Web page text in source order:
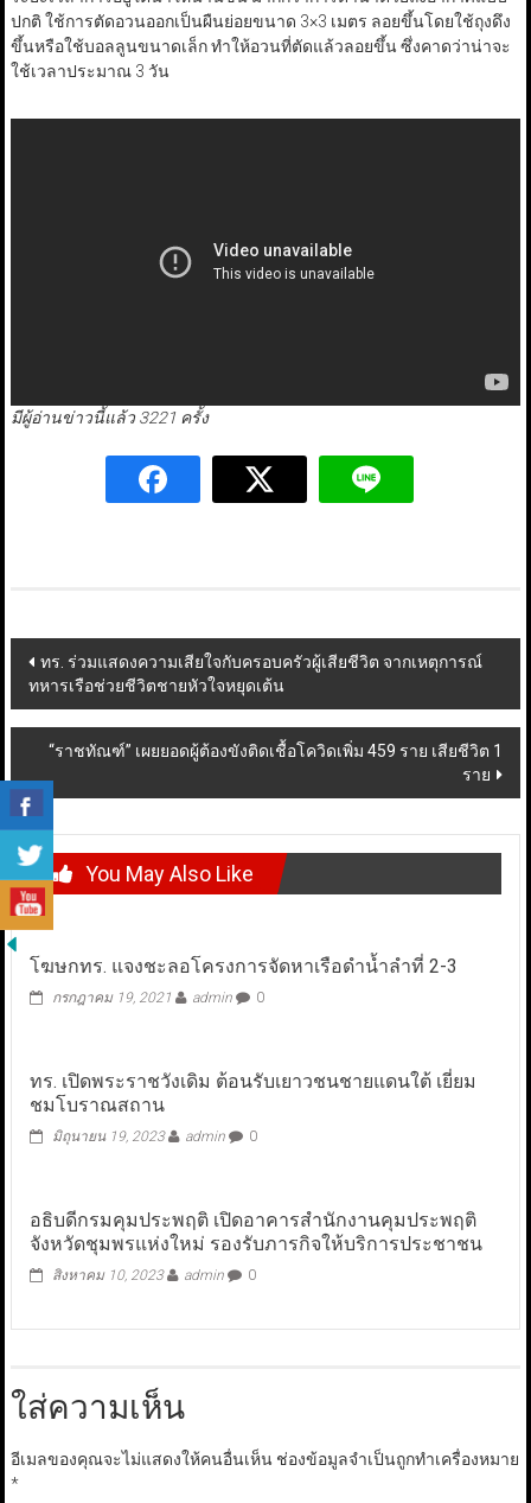
ปกติ ใช้การตัดอวนออกเป็นผืนย่อยขนาด 3×3 เมตร ลอยขึ้นโดยใช้ถุงดึง
ขึ้นหรือใช้บอลลูนขนาดเล็ก ทำให้อวนที่ตัดแล้วลอยขึ้น ซึ่งคาดว่าน่าจะ
ใช้เวลาประมาณ 3 วัน
มีผู้อ่านข่าวนี้แล้ว 3221 ครั้ง
Post
navigation
ทร. ร่วมแสดงความเสียใจกับครอบครัวผู้เสียชีวิต จากเหตุการณ์
ทหารเรือช่วยชีวิตชายหัวใจหยุดเต้น
“ราชทัณฑ์” เผยยอดผู้ต้องขังติดเชื้อโควิดเพิ่ม 459 ราย เสียชีวิต 1
ราย
You May Also Like
โฆษกทร. แจงชะลอโครงการจัดหาเรือดำน้ำลำที่ 2-3
กรกฎาคม 19, 2021 admin 0
ทร. เปิดพระราชวังเดิม ต้อนรับเยาวชนชายแดนใต้ เยี่ยม
ชมโบราณสถาน
มิถุนายน 19, 2023 admin 0
อธิบดีกรมคุมประพฤติ เปิดอาคารสำนักงานคุมประพฤติ
จังหวัดชุมพรแห่งใหม่ รองรับภารกิจให้บริการประชาชน
สิงหาคม 10, 2023 admin 0
ใส่ความเห็น
อีเมลของคุณจะไม่แสดงให้คนอื่นเห็น ช่องข้อมูลจำเป็นถูกทำเครื่องหมาย
*